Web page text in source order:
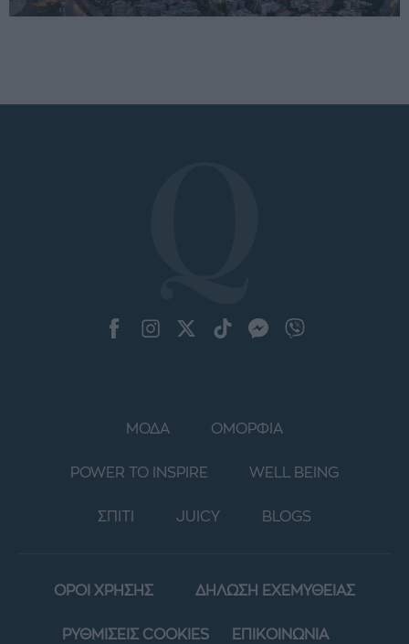
ΜΟΔΑ ΟΜΟΡΦΙΑ
POWER TO INSPIRE WELL BEING
ΣΠΙΤΙ JUICY BLOGS
ΟΡΟΙ ΧΡΗΣΗΣ ΔΗΛΩΣΗ ΕΧΕΜΥΘΕΙΑΣ
ΡΥΘΜΙΣΕΙΣ COOKIES ΕΠΙΚΟΙΝΩΝΙΑ